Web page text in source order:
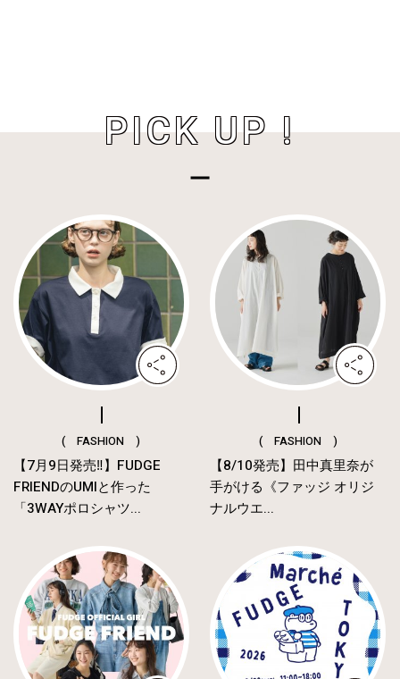
PICK UP !
( FASHION )
【7月9日発売‼︎】FUDGE
FRIENDのUMIと作った
「3WAYポロシャツ...
( FASHION )
【8/10発売】田中真里奈が
手がける《ファッジ オリジ
ナルウエ...